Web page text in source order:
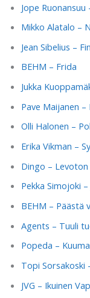
Jope
Mikko Alatalo –
Jean Sibelius –
BEHM – Frida
Jukka
Pave Maijanen –
Olli Halonen –
Erika Vikman –
Dingo –
Pekka Simojoki
BEHM – Päästä
Agents – Tuuli
Popeda –
Topi Sorsakoski
JVG – Ikuinen